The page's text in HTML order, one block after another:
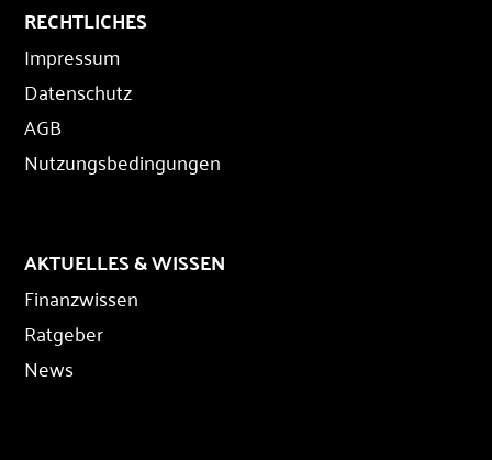
RECHTLICHES
Impressum
Datenschutz
AGB
Nutzungsbedingungen
AKTUELLES & WISSEN
Finanzwissen
Ratgeber
News